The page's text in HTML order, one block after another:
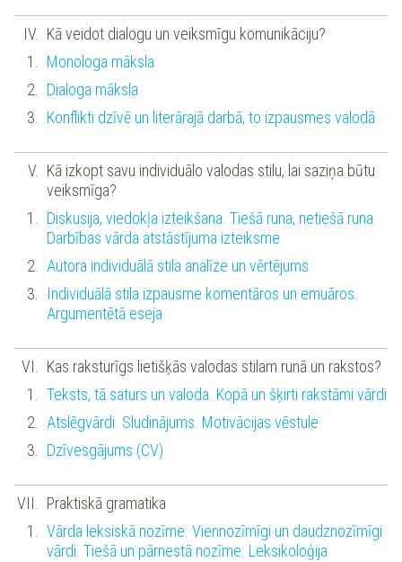
Kā veidot dialogu un veiksmīgu komunikāciju?
Monologa māksla
Dialoga māksla
Konflikti dzīvē un literārajā darbā, to izpausmes valodā
Kā izkopt savu individuālo valodas stilu, lai saziņa būtu
veiksmīga?
Diskusija, viedokļa izteikšana. Tiešā runa, netiešā runa.
Darbības vārda atstāstījuma izteiksme
Autora individuālā stila analīze un vērtējums
Individuālā stila izpausme komentāros un emuāros.
Argumentētā eseja
Kas raksturīgs lietišķās valodas stilam runā un rakstos?
Teksts, tā saturs un valoda. Kopā un šķirti rakstāmi vārdi
Atslēgvārdi. Sludinājums. Motivācijas vēstule
Dzīvesgājums (CV)
Praktiskā gramatika
Vārda leksiskā nozīme. Viennozīmīgi un daudznozīmīgi
vārdi. Tiešā un pārnestā nozīme. Leksikoloģija